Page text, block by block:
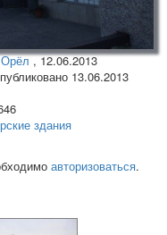
,12.06.2013
13.06.2013
здания
авторизоваться.